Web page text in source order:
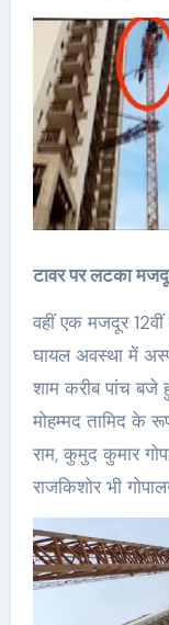
टावर पर लटका
वहीं एक मजदूर
घायल अवस्था में
शाम करीब पांच
मोहम्मद तामिद के
राम, कुमुद कुमार
राजकिशोर भी